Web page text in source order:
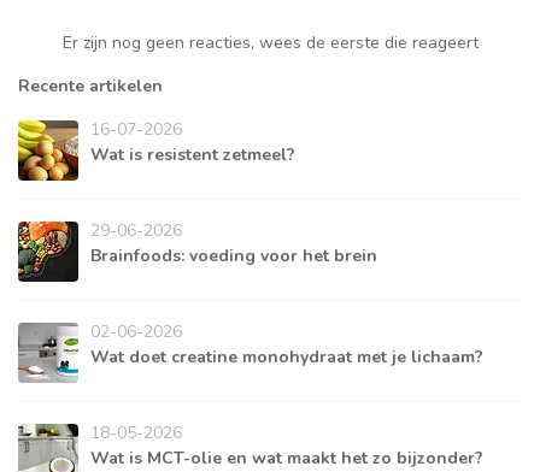
Er zijn nog geen reacties, wees de eerste die reageert
Recente artikelen
16-07-2026
Wat is resistent zetmeel?
29-06-2026
Brainfoods: voeding voor het brein
02-06-2026
Wat doet creatine monohydraat met je lichaam?
18-05-2026
Wat is MCT-olie en wat maakt het zo bijzonder?